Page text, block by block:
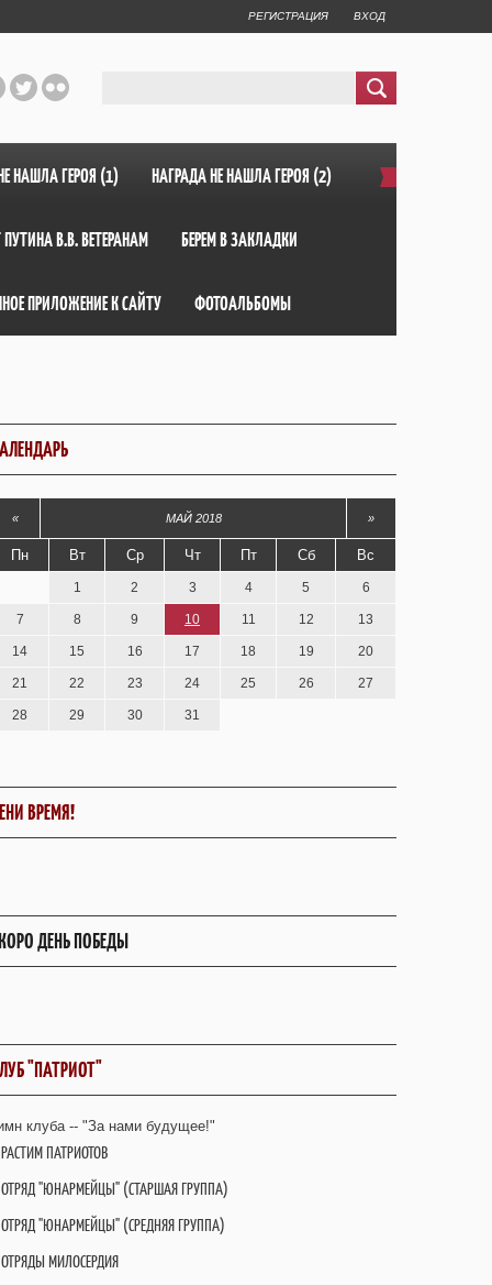
РЕГИСТРАЦИЯ ВХОД
НАШЛА ГЕРОЯ (1) НАГРАДА НЕ НАШЛА ГЕРОЯ (2)
В.В. ВЕТЕРАНАМ БЕРЕМ В ЗАКЛАДКИ
ПРИЛОЖЕНИЕ К САЙТУ ФОТОАЛЬБОМЫ
« МАЙ 2018 »
Пн Вт Ср Чт Пт Сб Вс
1 2 3 4 5 6
7 8 9 10 11 12 13
14 15 16 17 18 19 20
21 22 23 24 25 26 27
28 29 30 31
ВРЕМЯ!
ДЕНЬ ПОБЕДЫ
"ПАТРИОТ"
клуба -- "За нами будущее!"
РАСТИМ ПАТРИОТОВ
ОТРЯД "ЮНАРМЕЙЦЫ" (СТАРШАЯ ГРУППА)
ОТРЯД "ЮНАРМЕЙЦЫ" (СРЕДНЯЯ ГРУППА)
ОТРЯДЫ МИЛОСЕРДИЯ